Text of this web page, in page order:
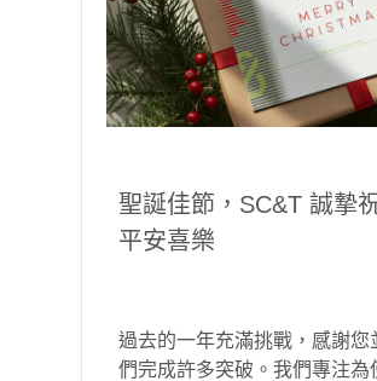
聖誕佳節，SC&T 誠摯
平安喜樂
過去的一年充滿挑戰，感謝您
們完成許多突破。我們專注為